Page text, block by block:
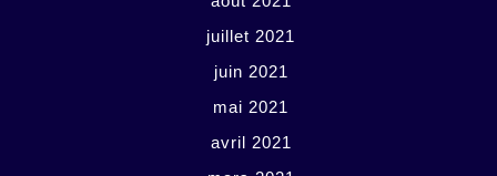
juillet 2021
juin 2021
mai 2021
avril 2021